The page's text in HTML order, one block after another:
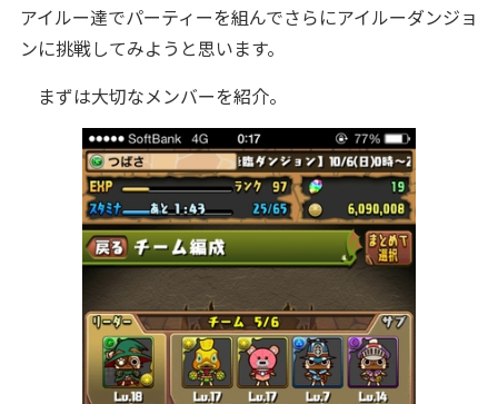
アイルー達でパーティーを組んでさらにアイルーダンジョ
ンに挑戦してみようと思います。
まずは大切なメンバーを紹介。